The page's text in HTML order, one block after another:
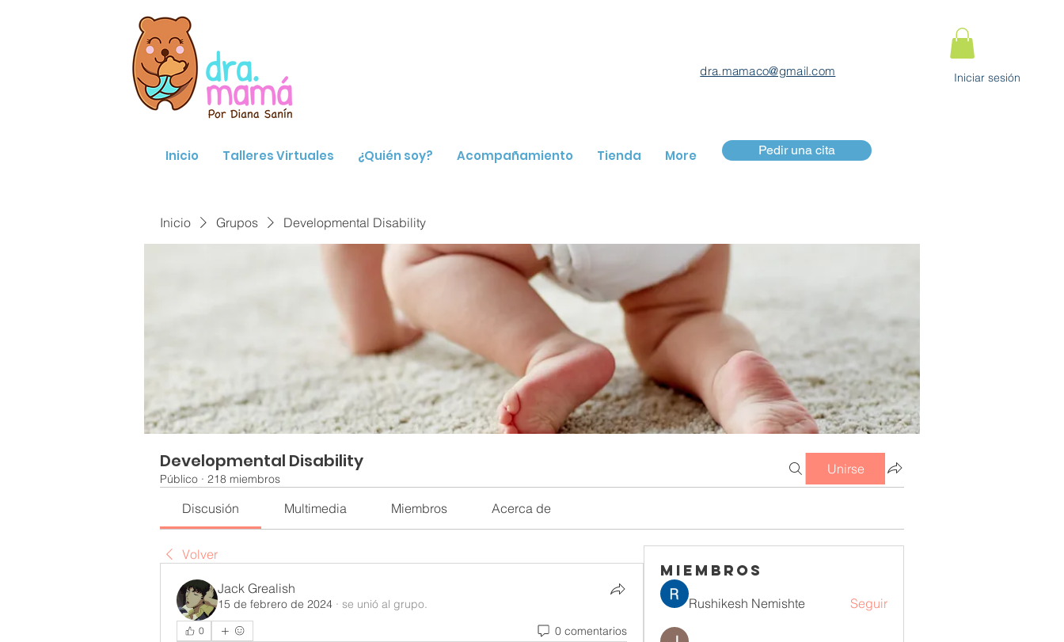
dra.mamaco@gmail.com Iniciar sesión
Inicio Talleres Virtuales ¿Quién soy? Acompañamiento Tienda More Pedir una cita
Inicio Grupos Developmental Disability
Developmental Disability
Público · 218 miembros
Unirse
Discusión Multimedia Miembros Acerca de
Volver
Jack Grealish
15 de febrero de 2024 · se unió al grupo.
0 0 comentarios
Miembros
Rushikesh Nemishte Seguir